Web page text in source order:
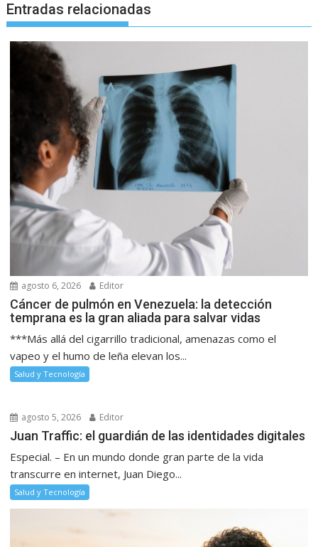
Entradas relacionadas
agosto 6, 2026 Editor
Cáncer de pulmón en Venezuela: la detección
temprana es la gran aliada para salvar vidas
***Más allá del cigarrillo tradicional, amenazas como el
vapeo y el humo de leña elevan los...
Salud y Tecnología
agosto 5, 2026 Editor
Juan Traffic: el guardián de las identidades digitales
Especial. – En un mundo donde gran parte de la vida
transcurre en internet, Juan Diego...
Salud y Tecnología